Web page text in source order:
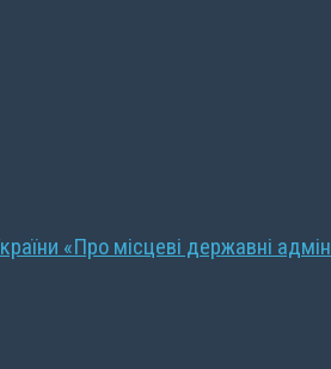
«Про місцеві державні